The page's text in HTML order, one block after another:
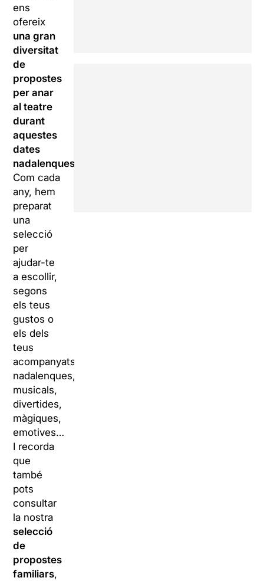
ens
ofereix
una gran
diversitat
de
propostes
per anar
al teatre
durant
aquestes
dates
nadalenques.
Com cada
any, hem
preparat
una
selecció
per
ajudar-te
a escollir,
segons
els teus
gustos o
els dels
teus
acompanyats:
nadalenques,
musicals,
divertides,
màgiques,
emotives…
I recorda
que
també
pots
consultar
la nostra
selecció
de
propostes
familiars,